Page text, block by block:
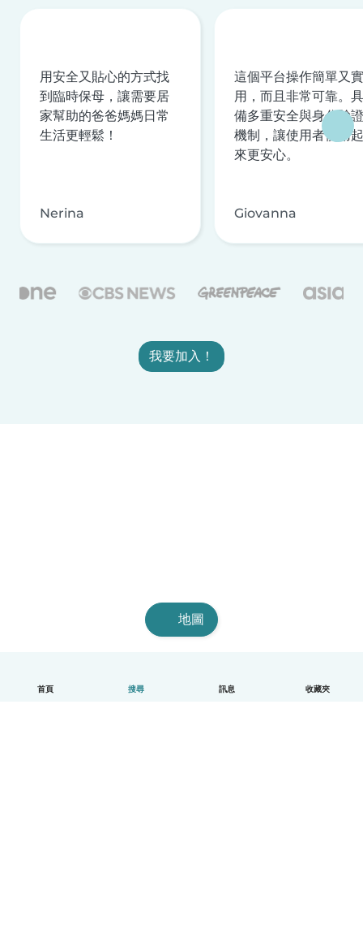
首頁 搜尋 訊息 收藏夾
用安全又貼心的方式找
到臨時保母，讓需要居
家幫助的爸爸媽媽日常
生活更輕鬆！
Nerina
這個平台操作簡單又實
用，而且非常可靠。具
備多重安全與身分驗證
機制，讓使用者使用起
來更安心。
Giovanna
我要加入！
地圖